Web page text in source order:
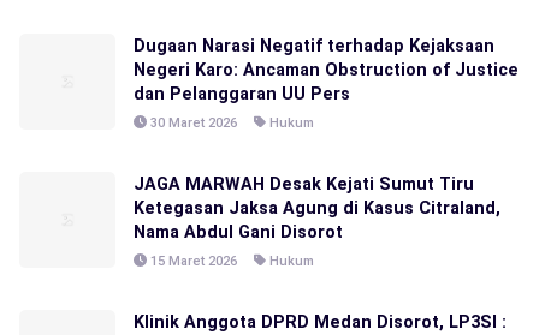
Dugaan Narasi Negatif terhadap Kejaksaan
Negeri Karo: Ancaman Obstruction of Justice
dan Pelanggaran UU Pers
30 Maret 2026 Hukum
JAGA MARWAH Desak Kejati Sumut Tiru
Ketegasan Jaksa Agung di Kasus Citraland,
Nama Abdul Gani Disorot
15 Maret 2026 Hukum
Klinik Anggota DPRD Medan Disorot, LP3SI :